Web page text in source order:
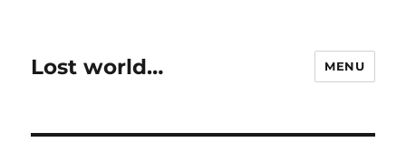
Lost world… MENU